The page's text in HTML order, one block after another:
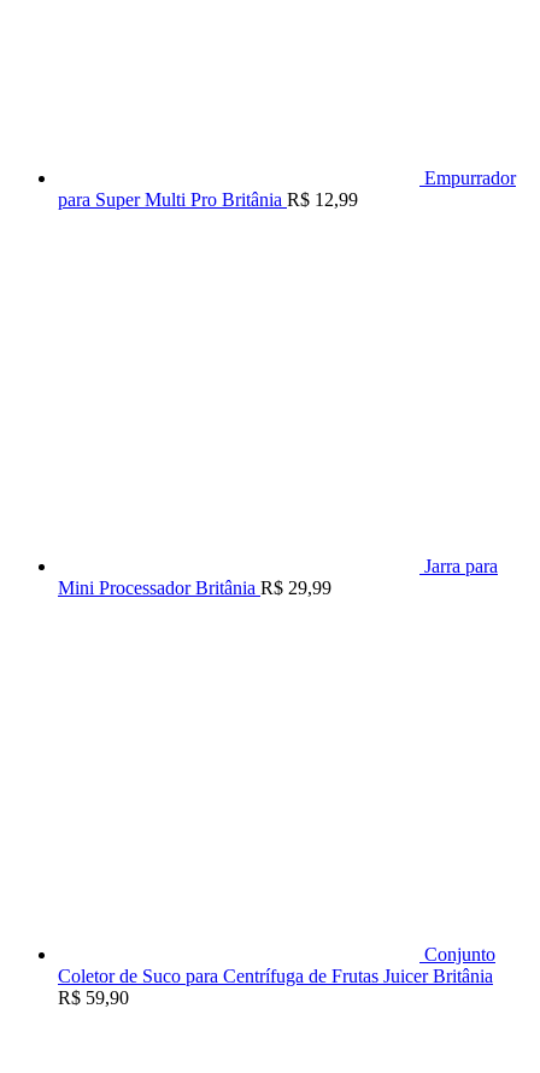
Empurrador
para Super Multi Pro Britânia R$ 12,99
Jarra para
Mini Processador Britânia R$ 29,99
Conjunto
Coletor de Suco para Centrífuga de Frutas Juicer Britânia
R$ 59,90